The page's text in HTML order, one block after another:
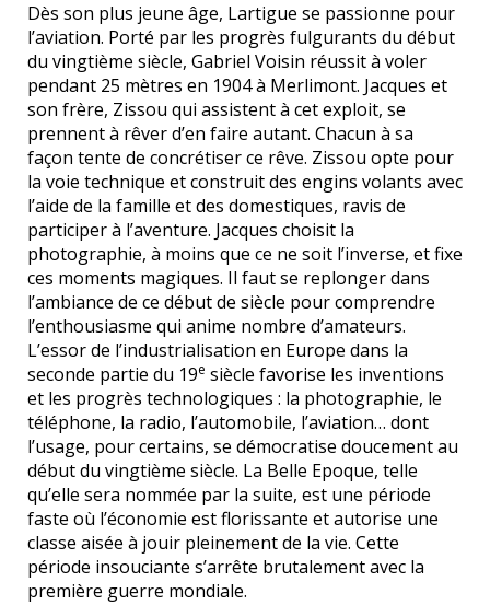
Dès son plus jeune âge, Lartigue se passionne pour
l’aviation. Porté par les progrès fulgurants du début
du vingtième siècle, Gabriel Voisin réussit à voler
pendant 25 mètres en 1904 à Merlimont. Jacques et
son frère, Zissou qui assistent à cet exploit, se
prennent à rêver d’en faire autant. Chacun à sa
façon tente de concrétiser ce rêve. Zissou opte pour
la voie technique et construit des engins volants avec
l’aide de la famille et des domestiques, ravis de
participer à l’aventure. Jacques choisit la
photographie, à moins que ce ne soit l’inverse, et fixe
ces moments magiques. Il faut se replonger dans
l’ambiance de ce début de siècle pour comprendre
l’enthousiasme qui anime nombre d’amateurs.
L’essor de l’industrialisation en Europe dans la
seconde partie du 19e siècle favorise les inventions
et les progrès technologiques : la photographie, le
téléphone, la radio, l’automobile, l’aviation… dont
l’usage, pour certains, se démocratise doucement au
début du vingtième siècle. La Belle Epoque, telle
qu’elle sera nommée par la suite, est une période
faste où l’économie est florissante et autorise une
classe aisée à jouir pleinement de la vie. Cette
période insouciante s’arrête brutalement avec la
première guerre mondiale.